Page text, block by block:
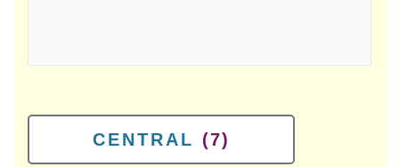
CENTRAL (7)